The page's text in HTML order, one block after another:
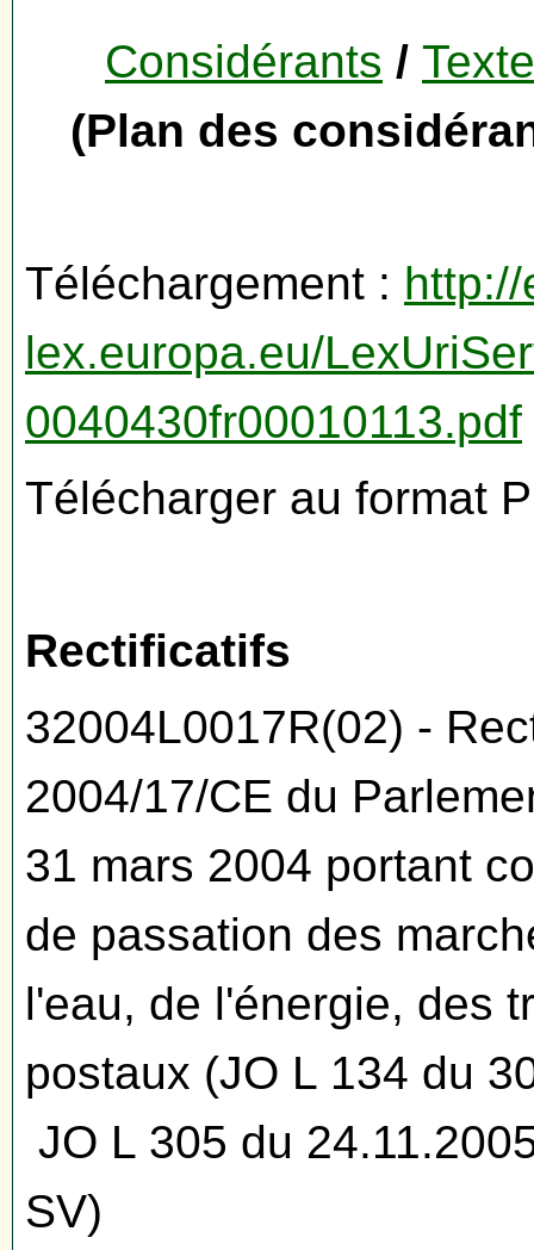
Considérants /
(Plan des
Téléchargement : http://
lex.europa.eu/
0040430fr00010113.pdf
Télécharger au format
Rectificatifs
32004L0017R(02) -
2004/17/CE du
31 mars 2004 portant
de passation des
l'eau, de l'énergie, des
postaux (JO L 134 du
JO L 305 du
SV)